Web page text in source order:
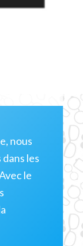
nous
les
le